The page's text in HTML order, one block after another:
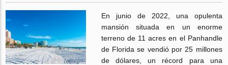
En junio de 2022, una opulenta
mansión situada en un enorme
terreno de 11 acres en el Panhandle
de Florida se vendió por 25 millones
de dólares, un récord para una